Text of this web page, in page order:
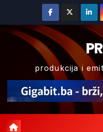
content
produkcija i